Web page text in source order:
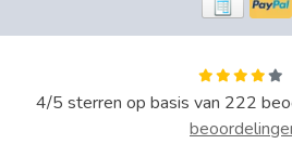
4/5 sterren op basis van 222